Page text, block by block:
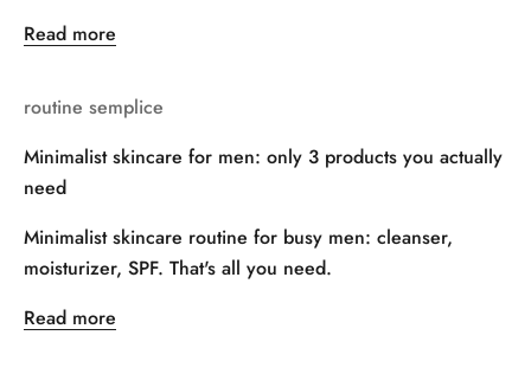
Read more
routine semplice
Minimalist skincare for men: only 3 products you actually
need
Minimalist skincare routine for busy men: cleanser,
moisturizer, SPF. That's all you need.
Read more